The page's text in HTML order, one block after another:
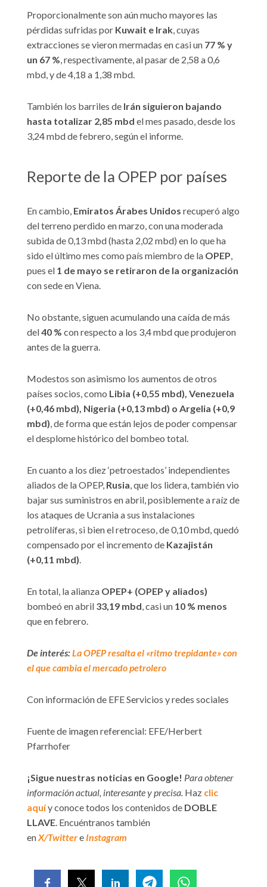
Proporcionalmente son aún mucho mayores las
pérdidas sufridas por Kuwait e Irak, cuyas
extracciones se vieron mermadas en casi un 77 % y
un 67 %, respectivamente, al pasar de 2,58 a 0,6
mbd, y de 4,18 a 1,38 mbd.
También los barriles de Irán siguieron bajando
hasta totalizar 2,85 mbd el mes pasado, desde los
3,24 mbd de febrero, según el informe.
Reporte de la OPEP por países
En cambio, Emiratos Árabes Unidos recuperó algo
del terreno perdido en marzo, con una moderada
subida de 0,13 mbd (hasta 2,02 mbd) en lo que ha
sido el último mes como país miembro de la OPEP
pues el 1 de mayo se retiraron de la organización
con sede en Viena.
No obstante, siguen acumulando una caída de más
del40 % con respecto a los 3,4 mbd que produjeron
antes de la guerra.
Modestos son asimismo los aumentos de otros
países socios, como Libia (+0,55 mbd), Venezuela
(+0,46 mbd), Nigeria (+0,13 mbd) o Argelia (+0,9
mbd) , de forma que están lejos de poder compensar
el desplome histórico del bombeo total.
En cuanto a los diez ‘petroestados’ independientes
aliados de la OPEP, Rusia , que los lidera, también vio
bajar sus suministros en abril, posiblemente a raíz de
los ataques de Ucrania a sus instalaciones
petrolíferas, si bien el retroceso, de 0,10 mbd, quedó
compensado por el incremento de Kazajistán
(+0,11 mbd)
En total, la alianza OPEP+ (OPEP y aliados)
bombeó en abril 33,19 mbd , casi un 10 % menos
que en febrero.
De interés:La OPEP resalta el «ritmo trepidante» con
el que cambia el mercado petrolero
Con información de EFE Servicios y redes sociales
Fuente de imagen referencial: EFE/Herbert
Pfarrhofer
¡Sigue nuestras noticias en Google! Para obtener
información actual, interesante y precisa. Haz clic
aquíy conoce todos los contenidos de DOBLE
LLAVE . Encuéntranos también
en X/Twittere Instagram